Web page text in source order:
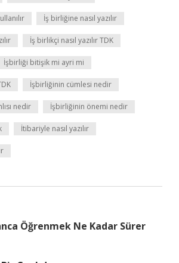
İş birliğine nasıl yazılır
İş birlikçi nasıl yazılır TDK
İşbirliği bitişik mi ayri mi
İşbirliğinin cümlesi nedir
nedir İşbirliğinin önemi nedir
İtibariyle nasıl yazılır
Öğrenmek Ne Kadar Sürer